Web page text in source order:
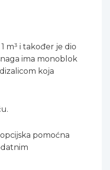
m³ i također je dio
ima monoblok
koja
pomoćna